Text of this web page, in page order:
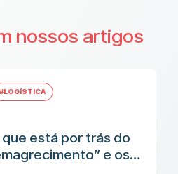
nossos artigos
#LOGÍSTICA
está por trás do
e os